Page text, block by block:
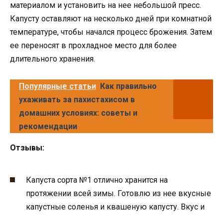
материалом и установить на нее небольшой пресс.
Капусту оставляют на несколько дней при комнатной
температуре, чтобы начался процесс брожения. Затем
ее переносят в прохладное место для более
длительного хранения.
Популярные статьи Как правильно
ухаживать за пахистахисом в
домашних условиях: советы и
рекомендации
Отзывы:
Капуста сорта №1 отлично хранится на
протяжении всей зимы. Готовлю из нее вкусные
капустные соленья и квашеную капусту. Вкус и